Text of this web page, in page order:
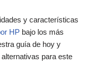
y características
HP bajo los más
guía de hoy y
para este